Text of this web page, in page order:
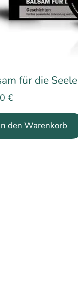
für die Seele
€
In den Warenkorb